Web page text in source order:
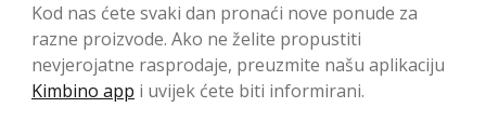
Kod nas ćete svaki dan pronaći nove ponude za
razne proizvode. Ako ne želite propustiti
nevjerojatne rasprodaje, preuzmite našu aplikaciju
Kimbino app i uvijek ćete biti informirani.